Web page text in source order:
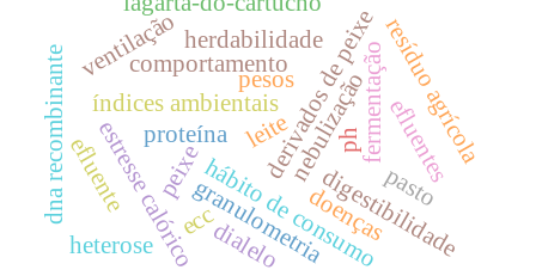
peixe derivados de peixe
hábito de consumo
comportamento
estresse calórico
índices ambientais nebulização
ventilação
digestibilidade
efluente
fermentação
ph
proteína resíduo agrícola
dna recombinante granulometria
efluentes
herdabilidade
pesos
pasto
doenças
leite
eccdialelo
heterose